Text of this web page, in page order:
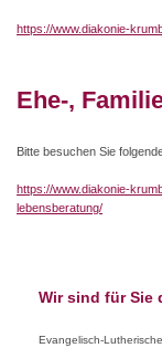
https://www.diakonie-
Ehe-,
Bitte besuchen Sie
https://www.diakonie-
lebensberatung/
Wir sind für Sie
Evangelisch-